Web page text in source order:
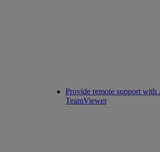
Provide remote support with
TeamViewer